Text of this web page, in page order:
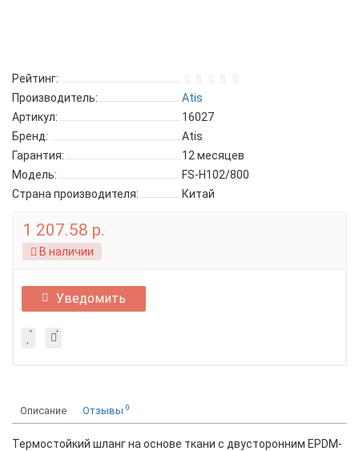
Рейтинг:
Производитель:
Atis
Артикул:
16027
Бренд:
Atis
Гарантия:
12 месяцев
Модель:
FS-H102/800
Страна производителя:
Китай
1 207.58 р.
В наличии
Уведомить
Описание Отзывы 0
Термостойкий шланг на основе ткани с двусторонним EPDM-